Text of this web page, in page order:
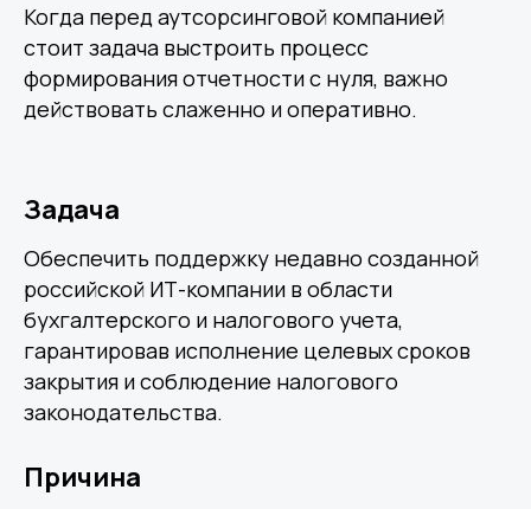
Когда перед аутсорсинговой компанией
стоит задача выстроить процесс
формирования отчетности с нуля, важно
действовать слаженно и оперативно.
Задача
Обеспечить поддержку недавно созданной
российской ИТ-компании в области
бухгалтерского и налогового учета,
гарантировав исполнение целевых сроков
закрытия и соблюдение налогового
законодательства.
Причина